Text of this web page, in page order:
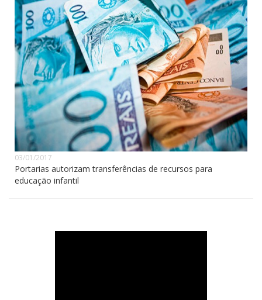
03/01/2017
Portarias autorizam transferências de recursos para
educação infantil